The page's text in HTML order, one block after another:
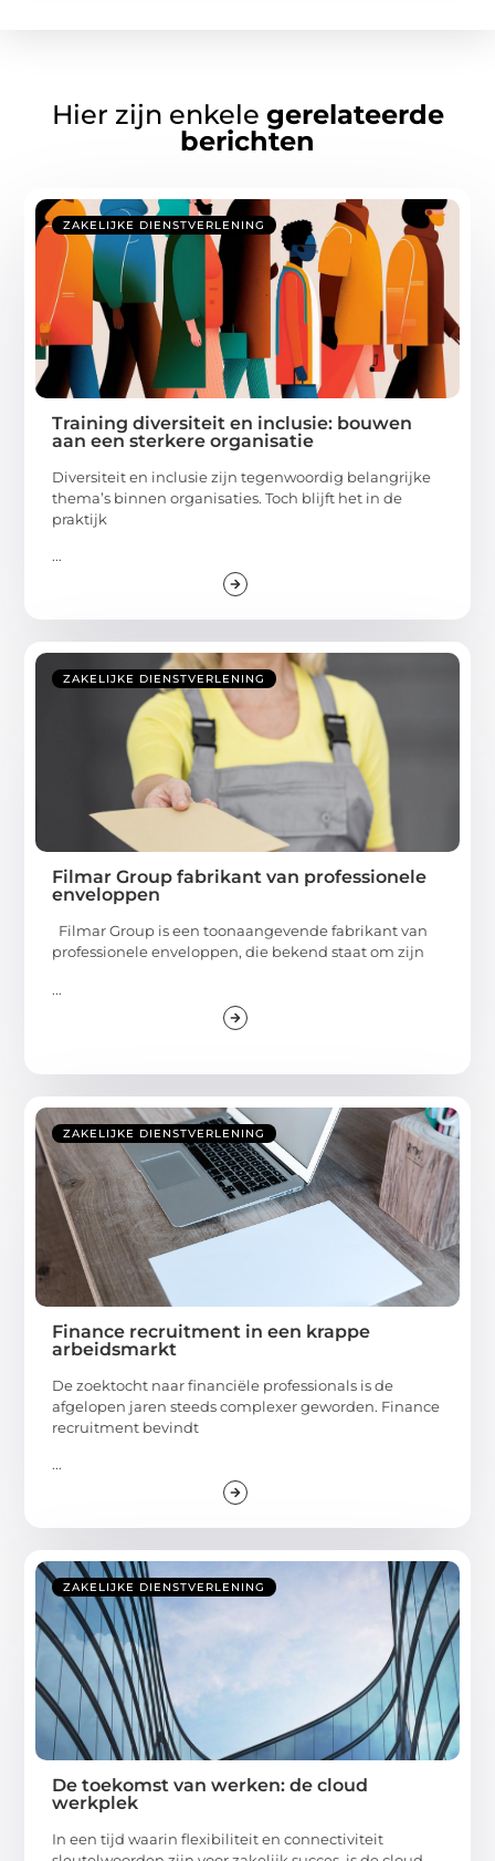
Hier zijn enkele gerelateerde
berichten
ZAKELIJKE DIENSTVERLENING
Training diversiteit en inclusie: bouwen
aan een sterkere organisatie
Diversiteit en inclusie zijn tegenwoordig belangrijke
thema’s binnen organisaties. Toch blijft het in de
praktijk
...
ZAKELIJKE DIENSTVERLENING
Filmar Group fabrikant van professionele
enveloppen
Filmar Group is een toonaangevende fabrikant van
professionele enveloppen, die bekend staat om zijn
...
ZAKELIJKE DIENSTVERLENING
Finance recruitment in een krappe
arbeidsmarkt
De zoektocht naar financiële professionals is de
afgelopen jaren steeds complexer geworden. Finance
recruitment bevindt
...
ZAKELIJKE DIENSTVERLENING
De toekomst van werken: de cloud
werkplek
In een tijd waarin flexibiliteit en connectiviteit